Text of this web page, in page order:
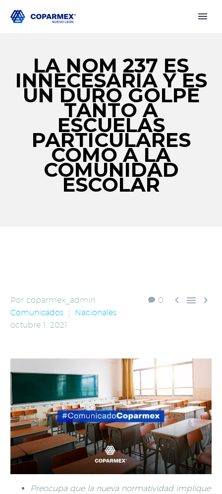
LA NOM 237 ES
INNECESARIA Y ES
UN DURO GOLPE
TANTO A
ESCUELAS
PARTICULARES
COMO A LA
COMUNIDAD
ESCOLAR
0   
Por coparmex_admin
Comunicados
Nacionales
octubre 1, 2021
Preocupa que la nueva normatividad implique